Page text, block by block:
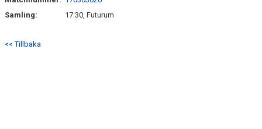
Samling:
17:30, Futurum
<< Tillbaka